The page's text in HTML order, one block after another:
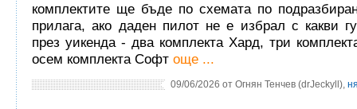
комплектите ще бъде по схемата по
прилага, ако даден пилот не е избрал с какви
през уикенда - два комплекта Хард, три
осем комплекта Софт още ...
09/06/2026 от Огнян Тенчев (drJeckyll),